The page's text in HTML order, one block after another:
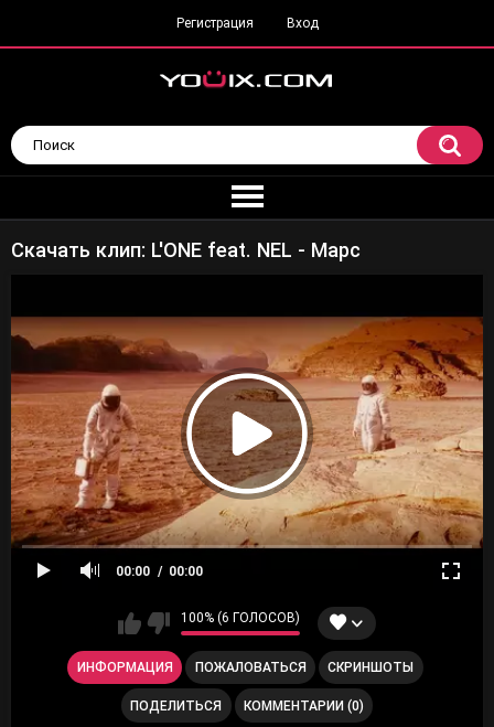
Регистрация Вход
Скачать клип: L'ONE feat. NEL - Марс
00:00 00:00
100% (6 ГОЛОСОВ)
ИНФОРМАЦИЯ ПОЖАЛОВАТЬСЯ СКРИНШОТЫ
ПОДЕЛИТЬСЯ КОММЕНТАРИИ (0)